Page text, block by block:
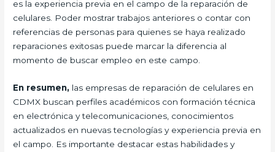
es la experiencia previa en el campo de la reparación de
celulares. Poder mostrar trabajos anteriores o contar con
referencias de personas para quienes se haya realizado
reparaciones exitosas puede marcar la diferencia al
momento de buscar empleo en este campo.
En resumen, las empresas de reparación de celulares en
CDMX buscan perfiles académicos con formación técnica
en electrónica y telecomunicaciones, conocimientos
actualizados en nuevas tecnologías y experiencia previa en
el campo. Es importante destacar estas habilidades y